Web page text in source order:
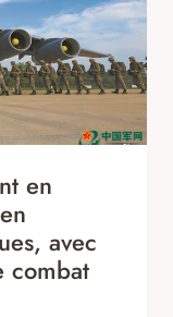
en
avec
combat